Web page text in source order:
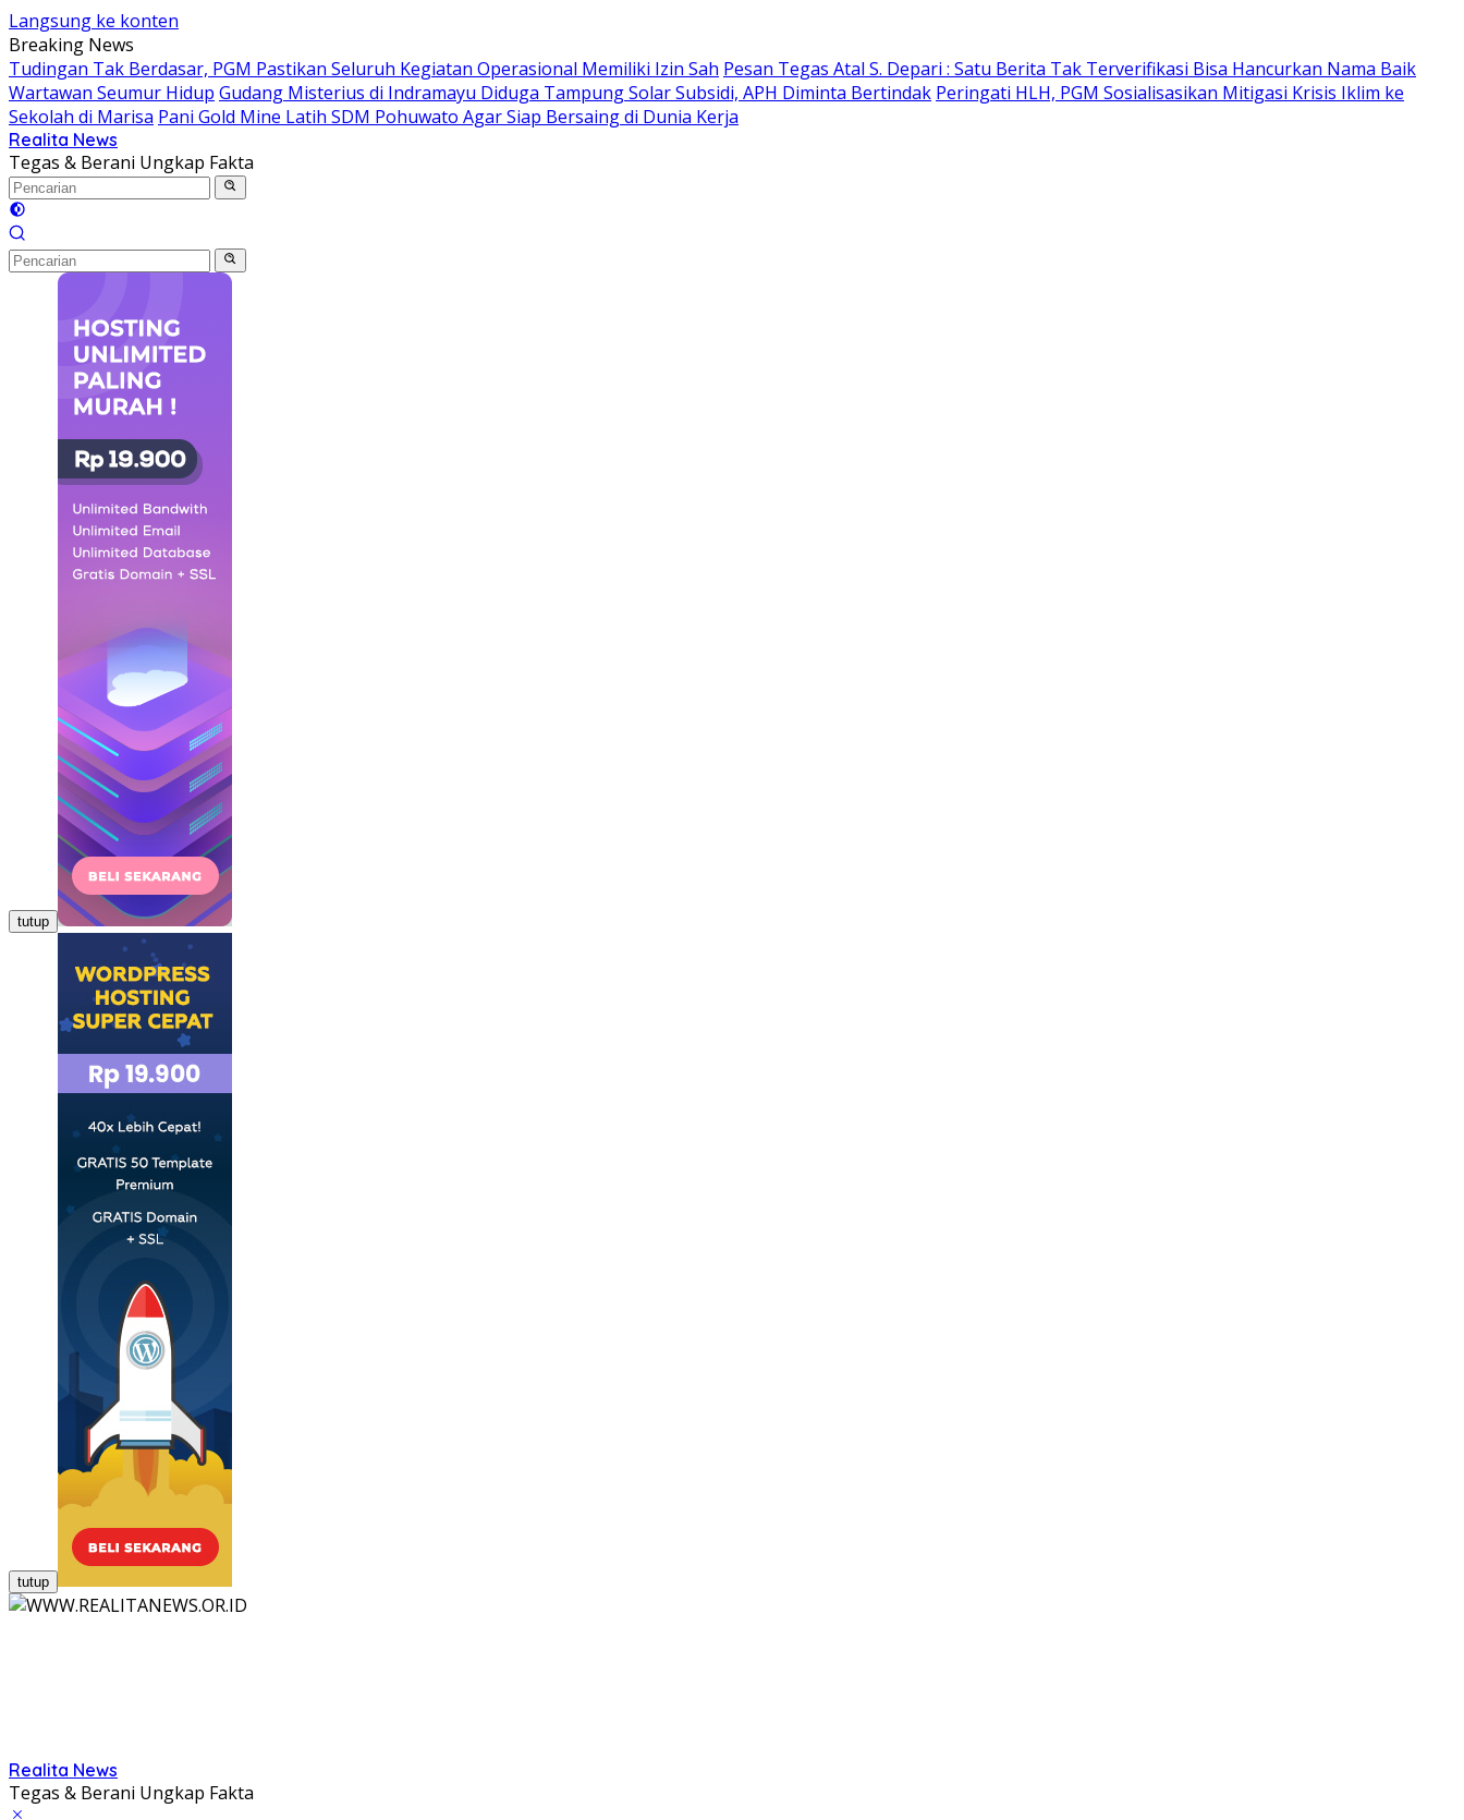
Langsung ke konten
Breaking News
Tudingan Tak Berdasar, PGM Pastikan Seluruh Kegiatan Operasional Memiliki Izin Sah Pesan Tegas Atal S. Depari : Satu Berita Tak Terverifikasi Bisa Hancurkan Nama Baik
Wartawan Seumur Hidup Gudang Misterius di Indramayu Diduga Tampung Solar Subsidi, APH Diminta Bertindak Peringati HLH, PGM Sosialisasikan Mitigasi Krisis Iklim ke
Sekolah di Marisa Pani Gold Mine Latih SDM Pohuwato Agar Siap Bersaing di Dunia Kerja
Realita News
Tegas & Berani Ungkap Fakta
tutup
tutup
Realita News
Tegas & Berani Ungkap Fakta